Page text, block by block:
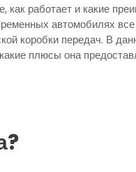
работает и какие
автомобилях
коробки передач. В
плюсы она